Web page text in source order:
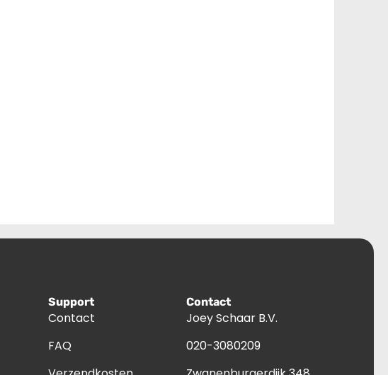
Support
Contact
FAQ
Contact
Joey Schaar B.V.
020-3080209